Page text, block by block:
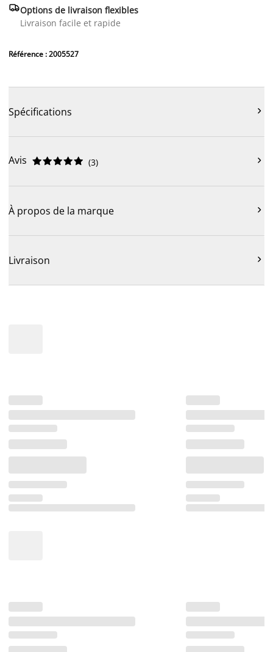
Options de livraison flexibles
Livraison facile et rapide
Référence : 2005527
Spécifications 
Avis 




 (3) 
À propos de la marque 
Livraison 